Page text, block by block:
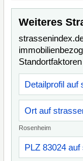
Weiteres
Detailprofil auf
Ort auf
Rosenheim
PLZ 83024